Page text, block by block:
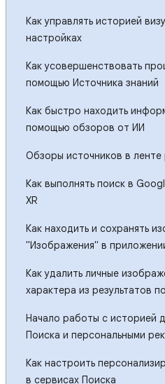
Как управлять историей
настройках
Как усовершенствовать
помощью Источника знаний
Как быстро находить
помощью обзоров от ИИ
Обзоры источников в
Как выполнять поиск в
XR
Как находить и сохранять
"Изображения" в
Как удалить личные
характера из результатов
Начало работы с историей
Поиска и персональными
Как настроить
в сервисах Поиска